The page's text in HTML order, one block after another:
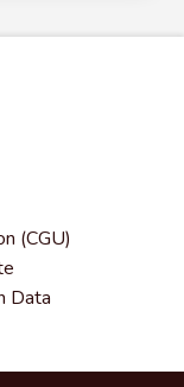
(CGU)
Data
étudiante
citoyenne